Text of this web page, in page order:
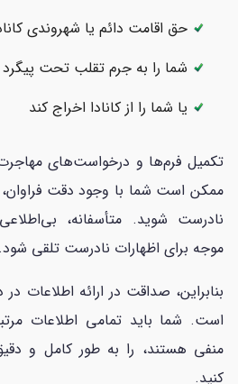
حق اقامت دائم یا شهروندی
شما را به جرم تقلب تحت پیگرد
یا شما را از کانادا اخراج کند
تکمیل فرم‌ها و درخواست‌های
ممکن است شما با وجود دقت فراوان،
نادرست شوید. متأسفانه،
موجه برای اظهارات نادرست تلقی شود.
بنابراین، صداقت در ارائه
است. شما باید تمامی اطلاعات
منفی هستند، را به طور کامل و
کنید.